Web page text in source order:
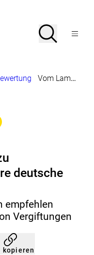
Suche
SucheMenü
Vom Lampenöl bis zu Knopfzellen: 50 Jahre deutsche Giftkommission
deutsche
empfehlen
Vergiftungen
kopieren